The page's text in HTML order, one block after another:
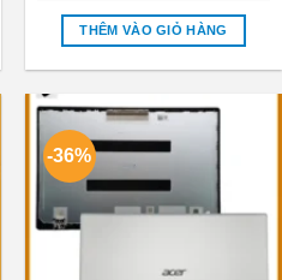
là:
₫650,000.
tại
THÊM VÀO GIỎ HÀNG
-36%